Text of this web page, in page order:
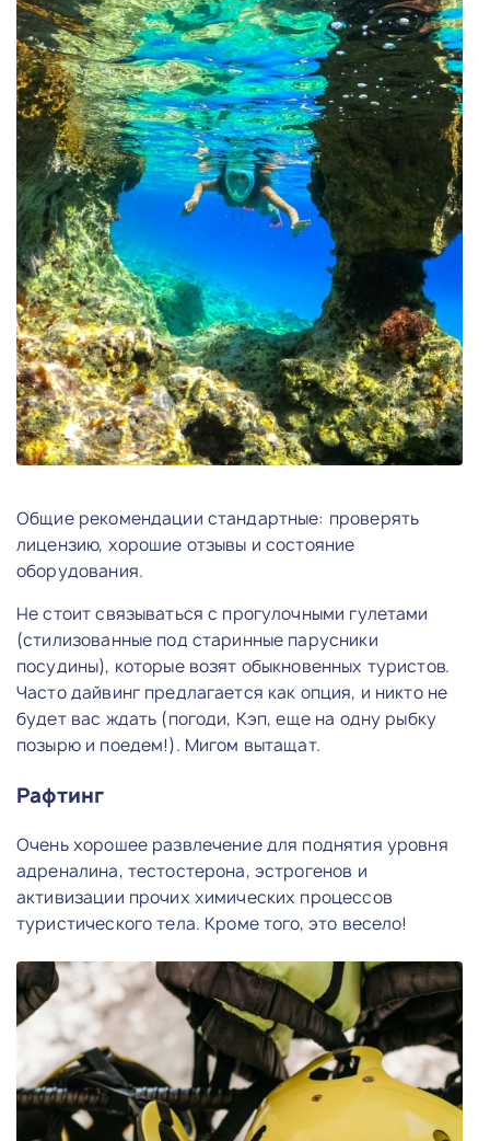
Общие рекомендации стандартные: проверять
лицензию, хорошие отзывы и состояние
оборудования.
Не стоит связываться с прогулочными гулетами
(стилизованные под старинные парусники
посудины), которые возят обыкновенных туристов.
Часто дайвинг предлагается как опция, и никто не
будет вас ждать (погоди, Кэп, еще на одну рыбку
позырю и поедем!). Мигом вытащат.
Рафтинг
Очень хорошее развлечение для поднятия уровня
адреналина, тестостерона, эстрогенов и
активизации прочих химических процессов
туристического тела. Кроме того, это весело!